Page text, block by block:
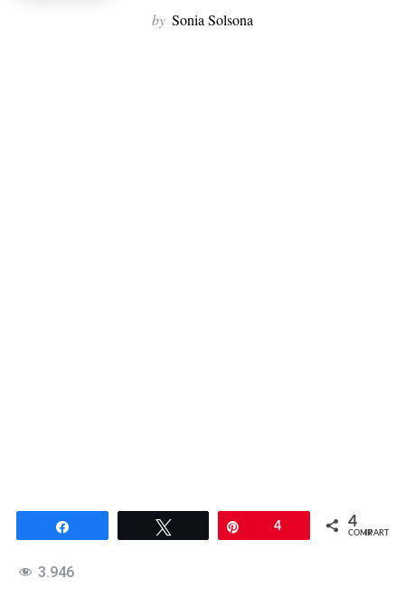
by Sonia Solsona
Twittear 4 4
COMPARTIR
3.946